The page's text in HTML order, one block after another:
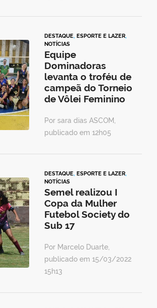
DESTAQUE, ESPORTE E LAZER,
NOTÍCIAS
Equipe
Dominadoras
levanta o troféu de
campeã do Torneio
de Vôlei Feminino
Por sara dias ASCOM,
publicado em 12h05
DESTAQUE, ESPORTE E LAZER,
NOTÍCIAS
Semel realizou I
Copa da Mulher
Futebol Society do
Sub 17
Por Marcelo Duarte,
publicado em 15/03/2022
15h13